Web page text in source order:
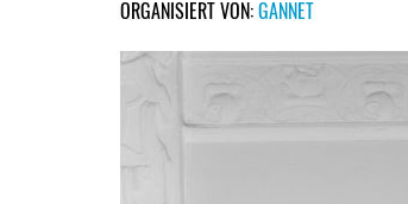
ORGANISIERT VON:GANNET